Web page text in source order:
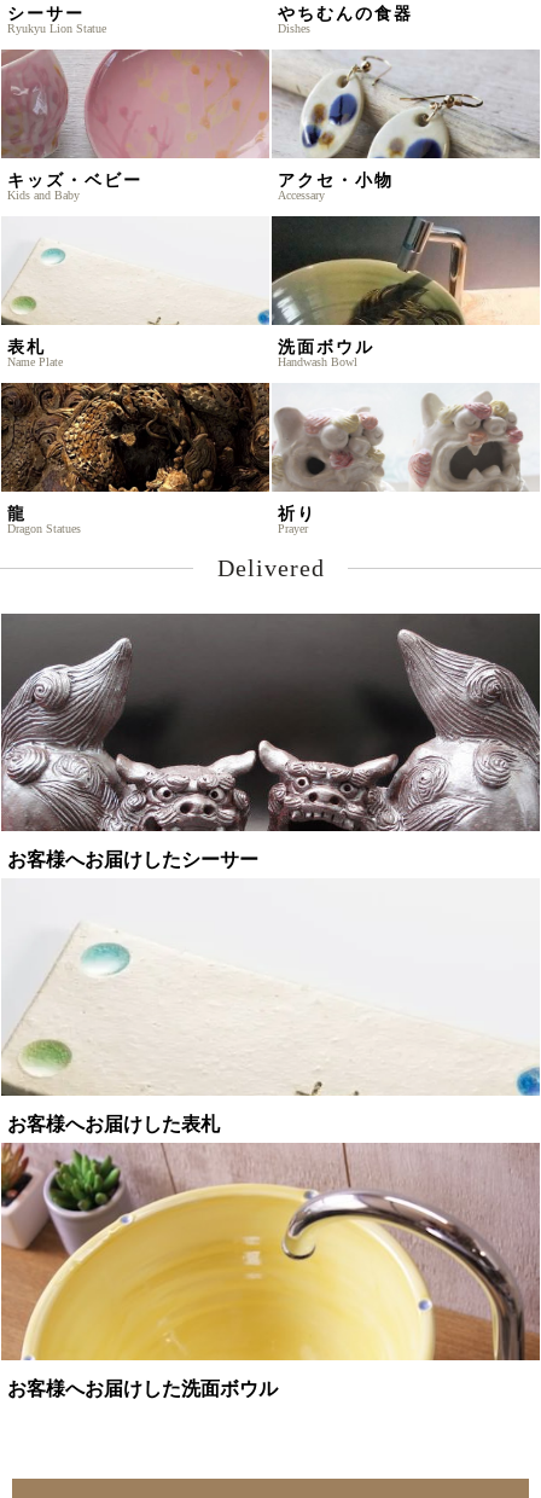
シーサー
Ryukyu Lion Statue
やちむんの食器
Dishes
キッズ・ベビー
Kids and Baby
アクセ・小物
Accessary
表札
Name Plate
洗面ボウル
Handwash Bowl
龍
Dragon Statues
祈り
Prayer
Delivered
お客様へお届けしたシーサー
お客様へお届けした表札
お客様へお届けした洗面ボウル